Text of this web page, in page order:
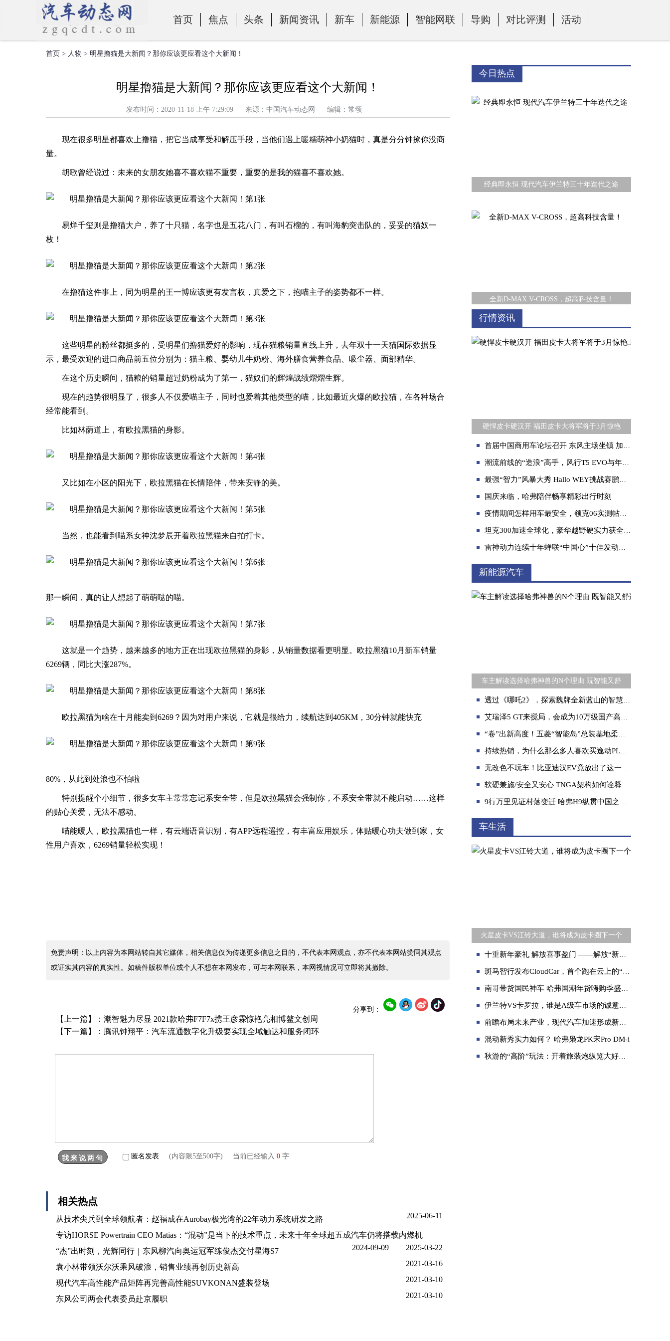
首页 焦点 头条 新闻资讯 新车 新能源 智能网联 导购 对比评测 活动
零部件
首页 > 人物 > 明星撸猫是大新闻？那你应该更应看这个大新闻！
明星撸猫是大新闻？那你应该更应看这个大新闻！
发布时间：2020-11-18 上午 7:29:09 来源：中国汽车动态网 编辑：常颂
现在很多明星都喜欢上撸猫，把它当成享受和解压手段，当他们遇上暖糯萌神小奶猫时，真是分分钟撩你没商
量。
胡歌曾经说过：未来的女朋友她喜不喜欢猫不重要，重要的是我的猫喜不喜欢她。
易烊千玺则是撸猫大户，养了十只猫，名字也是五花八门，有叫石榴的，有叫海豹突击队的，妥妥的猫奴一
枚！
在撸猫这件事上，同为明星的王一博应该更有发言权，真爱之下，抱喵主子的姿势都不一样。
这些明星的粉丝都挺多的，受明星们撸猫爱好的影响，现在猫粮销量直线上升，去年双十一天猫国际数据显
示，最受欢迎的进口商品前五位分别为：猫主粮、婴幼儿牛奶粉、海外膳食营养食品、吸尘器、面部精华。
在这个历史瞬间，猫粮的销量超过奶粉成为了第一，猫奴们的辉煌战绩熠熠生辉。
现在的趋势很明显了，很多人不仅爱喵主子，同时也爱着其他类型的喵，比如最近火爆的欧拉猫，在各种场合
经常能看到。
比如林荫道上，有欧拉黑猫的身影。
又比如在小区的阳光下，欧拉黑猫在长情陪伴，带来安静的美。
当然，也能看到喵系女神沈梦辰开着欧拉黑猫来自拍打卡。
那一瞬间，真的让人想起了萌萌哒的喵。
这就是一个趋势，越来越多的地方正在出现欧拉黑猫的身影，从销量数据看更明显。欧拉黑猫10月 新车销量
6269辆，同比大涨287%。
欧拉黑猫为啥在十月能卖到6269？因为对用户来说，它就是很给力，续航达到405KM，30分钟就能快充
80%，从此到处浪也不怕啦
特别提醒个小细节，很多女车主常常忘记系安全带，但是欧拉黑猫会强制你，不系安全带就不能启动……这样
的贴心关爱，无法不感动。
喵能暖人，欧拉黑猫也一样，有云端语音识别，有APP远程遥控，有丰富应用娱乐，体贴暖心功夫做到家，女
性用户喜欢，6269销量轻松实现！
免责声明：以上内容为本网站转自其它媒体，相关信息仅为传递更多信息之目的，不代表本网观点，亦不代表本网站赞同其观点
或证实其内容的真实性。如稿件版权单位或个人不想在本网发布，可与本网联系，本网视情况可立即将其撤除。
分享到：
【上一篇】： 潮智魅力尽显 2021款哈弗F7F7x携王彦霖惊艳亮相博鳌文创周
【下一篇】： 腾讯钟翔平：汽车流通数字化升级要实现全域触达和服务闭环
匿名发表 (内容限5至500字) 当前已经输入 0 字
相关热点
从技术尖兵到全球领航者：赵福成在Aurobay极光湾的22年动力系统研发之路 2025-06-11
专访HORSE Powertrain CEO Matias：“混动”是当下的技术重点，未来十年全球超五成汽车仍将搭载内燃机
2025-03-22
“杰”出时刻，光辉同行｜东风柳汽向奥运冠军练俊杰交付星海S7 2024-09-09
袁小林带领沃尔沃乘风破浪，销售业绩再创历史新高 2021-03-16
现代汽车高性能产品矩阵再完善高性能SUVKONAN盛装登场 2021-03-10
东风公司两会代表委员赴京履职 2021-03-10
今日热点
经典即永恒 现代汽车伊兰特三十年迭代之途
全新D-MAX V-CROSS，超高科技含量！
“硬核大玩具”长城火炮带你一起玩转越野
行情资讯
硬悍皮卡硬汉开 福田皮卡大将军将于3月惊艳
首届中国商用车论坛召开 东风主场坐镇 加快建设世界一流商用车企业
潮流前线的“造浪”高手，风行T5 EVO与年轻用户潮玩嗨不停
最强“智力”风暴大秀 Hallo WEY挑战赛鹏城激情上演
国庆来临，哈弗陪伴畅享精彩出行时刻
疫情期间怎样用车最安全，领克06实测帖给你答案
坦克300加速全球化，豪华越野硬实力获全球认证
雷神动力连续十年蝉联“中国心”十佳发动机及混动系统
新能源汽车
车主解读选择哈弗神兽的N个理由 既智能又舒
透过《哪吒2》，探索魏牌全新蓝山的智慧巅峰
艾瑞泽5 GT来搅局，会成为10万级国产高品质运动前驱车的天花板么？
“卷”出新高度！五菱“智能岛”总装基地柔性化程度创新高
持续热销，为什么那么多人喜欢买逸动PLUS？
无改色不玩车！比亚迪汉EV竟放出了这一大招
软硬兼施/安全又安心 TNGA架构如何诠释汽车安全？
9行万里见证村落变迁 哈弗H9纵贯中国之旅探秘莫斯卡
车生活
火星皮卡VS江铃大道，谁将成为皮卡圈下一个
十重新年豪礼 解放喜事盈门 ——解放“新春大拜年”全系认筹活动促订单10804辆
斑马智行发布CloudCar，首个跑在云上的“汽车”
南哥带货国民神车 哈弗国潮年货嗨购季盛大启幕
伊兰特VS卡罗拉，谁是A级车市场的诚意之作？
前瞻布局未来产业，现代汽车加速形成新质生产力
混动新秀实力如何？ 哈弗枭龙PK宋Pro DM-i
秋游的“高阶”玩法：开着旅装炮纵览大好河山